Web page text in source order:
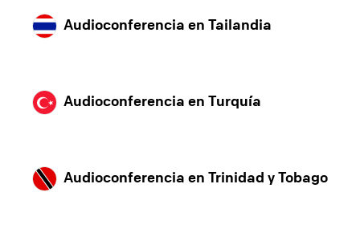
Audioconferencia en Tailandia
Audioconferencia en Turquía
Audioconferencia en Trinidad y Tobago